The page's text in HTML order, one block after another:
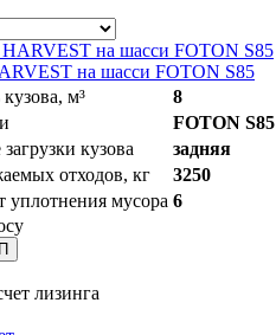
на шасси FOTON S85
м³
8
FOTON S85
кузова
задняя
отходов, кг
3250
уплотнения мусора 6
лизинга